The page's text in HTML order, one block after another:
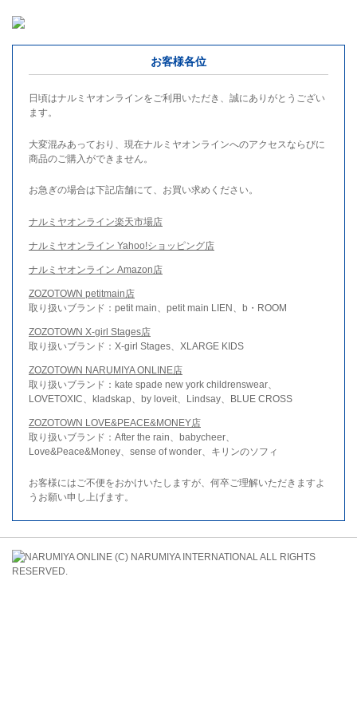
お客様各位
日頃はナルミヤオンラインをご利用いただき、誠にありがとうござい
ます。
大変混みあっており、現在ナルミヤオンラインへのアクセスならびに
商品のご購入ができません。
お急ぎの場合は下記店舗にて、お買い求めください。
ナルミヤオンライン楽天市場店
ナルミヤオンライン Yahoo!ショッピング店
ナルミヤオンライン Amazon店
ZOZOTOWN petitmain店
取り扱いブランド：petit main、petit main LIEN、b・ROOM
ZOZOTOWN X-girl Stages店
取り扱いブランド：X-girl Stages、XLARGE KIDS
ZOZOTOWN NARUMIYA ONLINE店
取り扱いブランド：kate spade new york childrenswear、
LOVETOXIC、kladskap、by loveit、Lindsay、BLUE CROSS
ZOZOTOWN LOVE&PEACE&MONEY店
取り扱いブランド：After the rain、babycheer、
Love&Peace&Money、sense of wonder、キリンのソフィ
お客様にはご不便をおかけいたしますが、何卒ご理解いただきますよ
うお願い申し上げます。